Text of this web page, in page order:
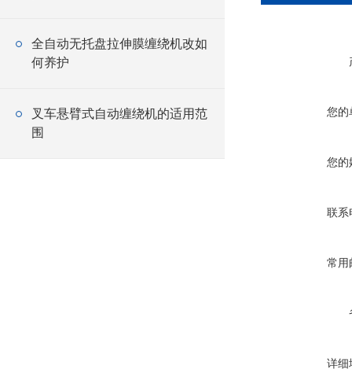
全自动无托盘拉伸膜缠绕机改如
何养护
叉车悬臂式自动缠绕机的适用范
围
您的
您的
联系
常用
详细